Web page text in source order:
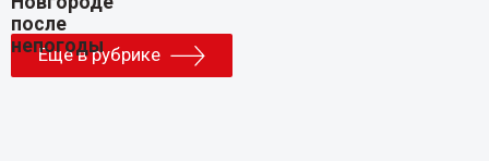
Еще в рубрике